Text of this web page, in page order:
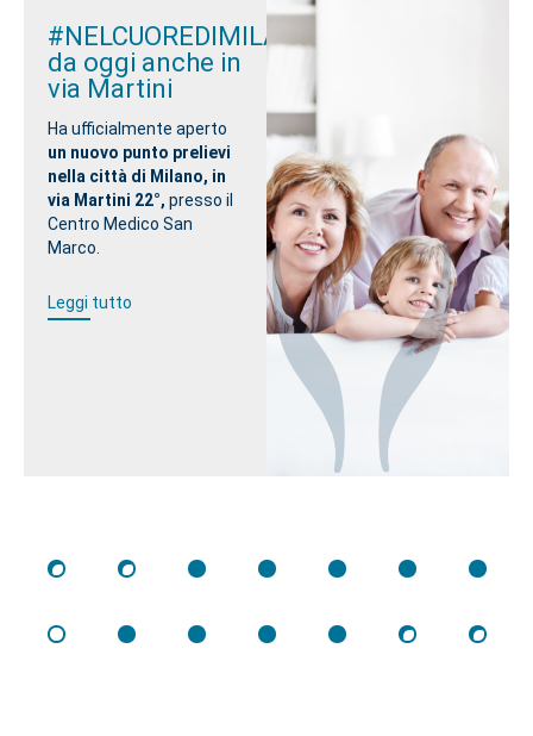
#NELCUOREDIMILANO,
da oggi anche in
via Martini
Ha ufficialmente aperto
un nuovo punto prelievi
nella città di Milano, in
via Martini 22°, presso il
Centro Medico San
Marco.
Leggi tutto